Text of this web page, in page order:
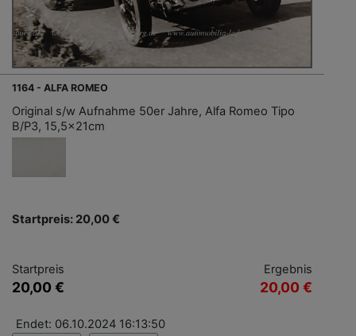
1164 - ALFA ROMEO
Original s/w Aufnahme 50er Jahre, Alfa Romeo Tipo
B/P3, 15,5x21cm
Startpreis: 20,00 €
Startpreis
20,00 €
Ergebnis
20,00 €
Endet: 06.10.2024 16:13:50